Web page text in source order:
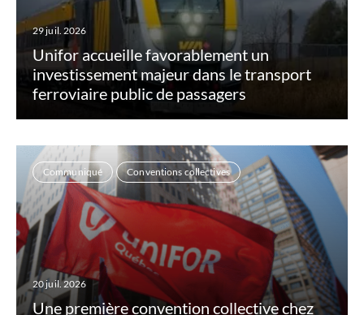
29 juil. 2026
Unifor accueille favorablement un
investissement majeur dans le transport
ferroviaire public de passagers
Communiqué Conventions collectives
20 juil. 2026
Une première convention collective chez